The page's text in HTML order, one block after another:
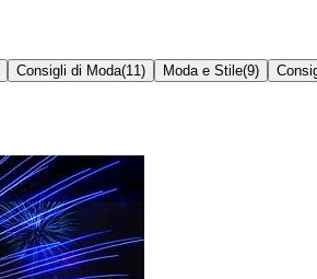
Consigli di Moda(11 ) Moda e Stile(9)